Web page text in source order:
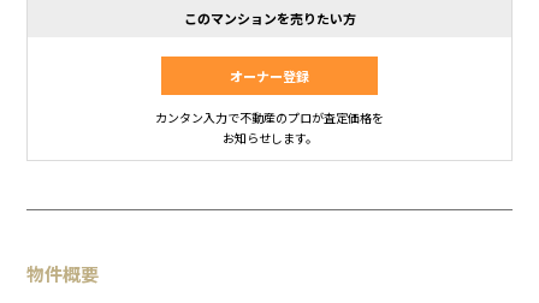
このマンションを売りたい方
オーナー登録
カンタン入力で不動産のプロが査定価格を
お知らせします。
物件概要